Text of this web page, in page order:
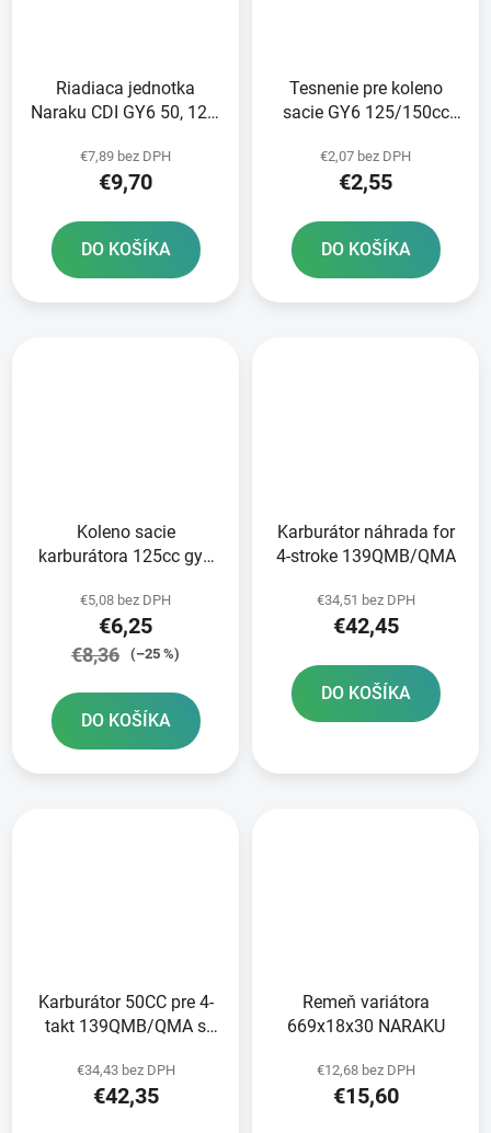
Riadiaca jednotka
Naraku CDI GY6 50, 125,
€7,89 bez DPH
€9,70
DO KOŠÍKA
Tesnenie pre koleno
sacie GY6 125/150cc
€2,07 bez DPH
€2,55
DO KOŠÍKA
Koleno sacie
karburátora 125cc gy6
€5,08 bez DPH
€6,25
€8,36 (–25 %)
DO KOŠÍKA
Karburátor náhrada for
4-stroke 139QMB/QMA
€34,51 bez DPH
€42,45
DO KOŠÍKA
Karburátor 50CC pre 4-
takt 139QMB/QMA s
€34,43 bez DPH
€42,35
Remeň variátora
669x18x30 NARAKU
€12,68 bez DPH
€15,60